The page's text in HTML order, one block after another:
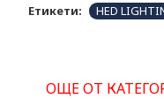
Етикети: HED
ОЩЕ ОТ